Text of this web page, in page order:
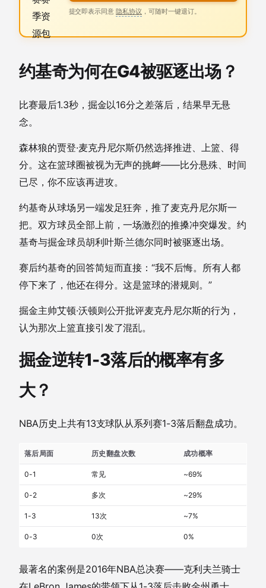
提交即表示同意隐私协议 ，可随时一键退订。
约基奇为何在G4被驱逐出场？
比赛最后1.3秒，掘金以16分之差落后，结果早无悬
念。
森林狼的贾登·麦克丹尼尔斯仍然选择推进、上篮、得
分。这在篮球圈被视为无声的挑衅——比分悬殊、时间
已尽，你不应该再进攻。
约基奇从球场另一端发足狂奔，推了麦克丹尼尔斯一
把。双方球员全部上前，一场激烈的推搡冲突爆发。约
基奇与掘金球员胡利叶斯·兰德尔同时被驱逐出场。
赛后约基奇的回答简短而直接：“我不后悔。所有人都
停下来了，他还在得分。这是篮球的潜规则。”
掘金主帅艾顿·沃顿则公开批评麦克丹尼尔斯的行为，
认为那次上篮直接引发了混乱。
掘金逆转1-3落后的概率有多
大？
NBA历史上共有13支球队从系列赛1-3落后翻盘成功。
落后局面 历史翻盘次数 成功概率
0-1 常见 ~69%
0-2 多次 ~29%
1-3 13次 ~7%
0-3 0次 0%
最著名的案例是2016年NBA总决赛——克利夫兰骑士